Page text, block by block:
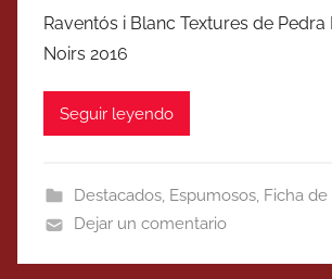
Raventós i Blanc Textures de Pedra
Noirs 2016
Seguir leyendo
Destacados, Espumosos, Ficha de
Dejar un comentario